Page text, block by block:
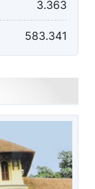
3.363
583.341